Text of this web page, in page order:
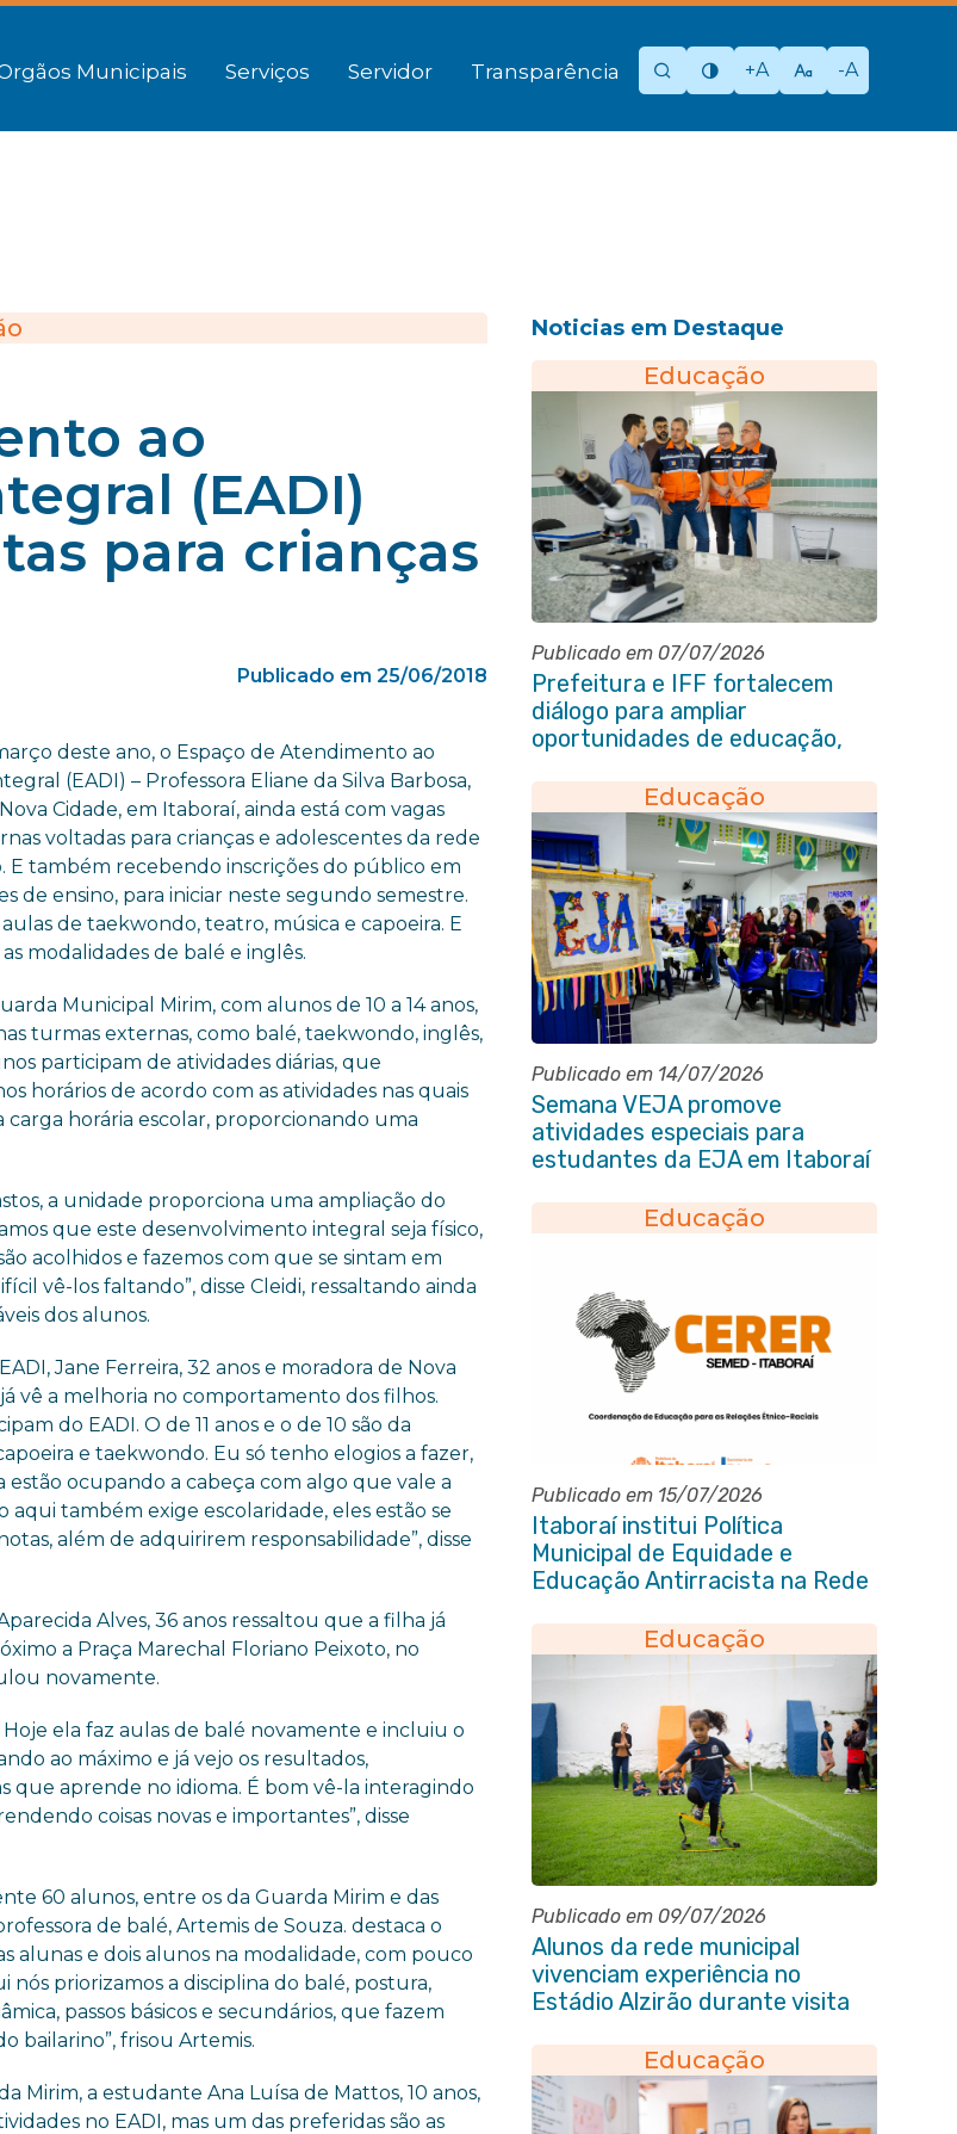
Municipais Serviços Servidor Transparência +A -A
ao
(EADI)
para crianças
Publicado em 25/06/2018
deste ano, o Espaço de Atendimento ao
(EADI) – Professora Eliane da Silva Barbosa,
Cidade, em Itaboraí, ainda está com vagas
voltadas para crianças e adolescentes da rede
E também recebendo inscrições do público em
de ensino, para iniciar neste segundo semestre.
aulas de taekwondo, teatro, música e capoeira. E
modalidades de balé e inglês.
Municipal Mirim, com alunos de 10 a 14 anos,
turmas externas, como balé, taekwondo, inglês,
participam de atividades diárias, que
horários de acordo com as atividades nas quais
horária escolar, proporcionando uma
a unidade proporciona uma ampliação do
que este desenvolvimento integral seja físico,
acolhidos e fazemos com que se sintam em
vê-los faltando”, disse Cleidi, ressaltando ainda
dos alunos.
Jane Ferreira, 32 anos e moradora de Nova
vê a melhoria no comportamento dos filhos.
do EADI. O de 11 anos e o de 10 são da
e taekwondo. Eu só tenho elogios a fazer,
estão ocupando a cabeça com algo que vale a
aqui também exige escolaridade, eles estão se
além de adquirirem responsabilidade”, disse
Alves, 36 anos ressaltou que a filha já
a Praça Marechal Floriano Peixoto, no
novamente.
ela faz aulas de balé novamente e incluiu o
ao máximo e já vejo os resultados,
que aprende no idioma. É bom vê-la interagindo
coisas novas e importantes”, disse
60 alunos, entre os da Guarda Mirim e das
de balé, Artemis de Souza. destaca o
alunas e dois alunos na modalidade, com pouco
nós priorizamos a disciplina do balé, postura,
passos básicos e secundários, que fazem
bailarino”, frisou Artemis.
Mirim, a estudante Ana Luísa de Mattos, 10 anos,
no EADI, mas um das preferidas são as
Noticias em Destaque
Educação
Publicado em 07/07/2026
Prefeitura e IFF fortalecem
diálogo para ampliar
oportunidades de educação,
Educação
Publicado em 14/07/2026
Semana VEJA promove
atividades especiais para
estudantes da EJA em Itaboraí
Educação
Publicado em 15/07/2026
Itaboraí institui Política
Municipal de Equidade e
Educação Antirracista na Rede
Educação
Publicado em 09/07/2026
Alunos da rede municipal
vivenciam experiência no
Estádio Alzirão durante visita
Educação